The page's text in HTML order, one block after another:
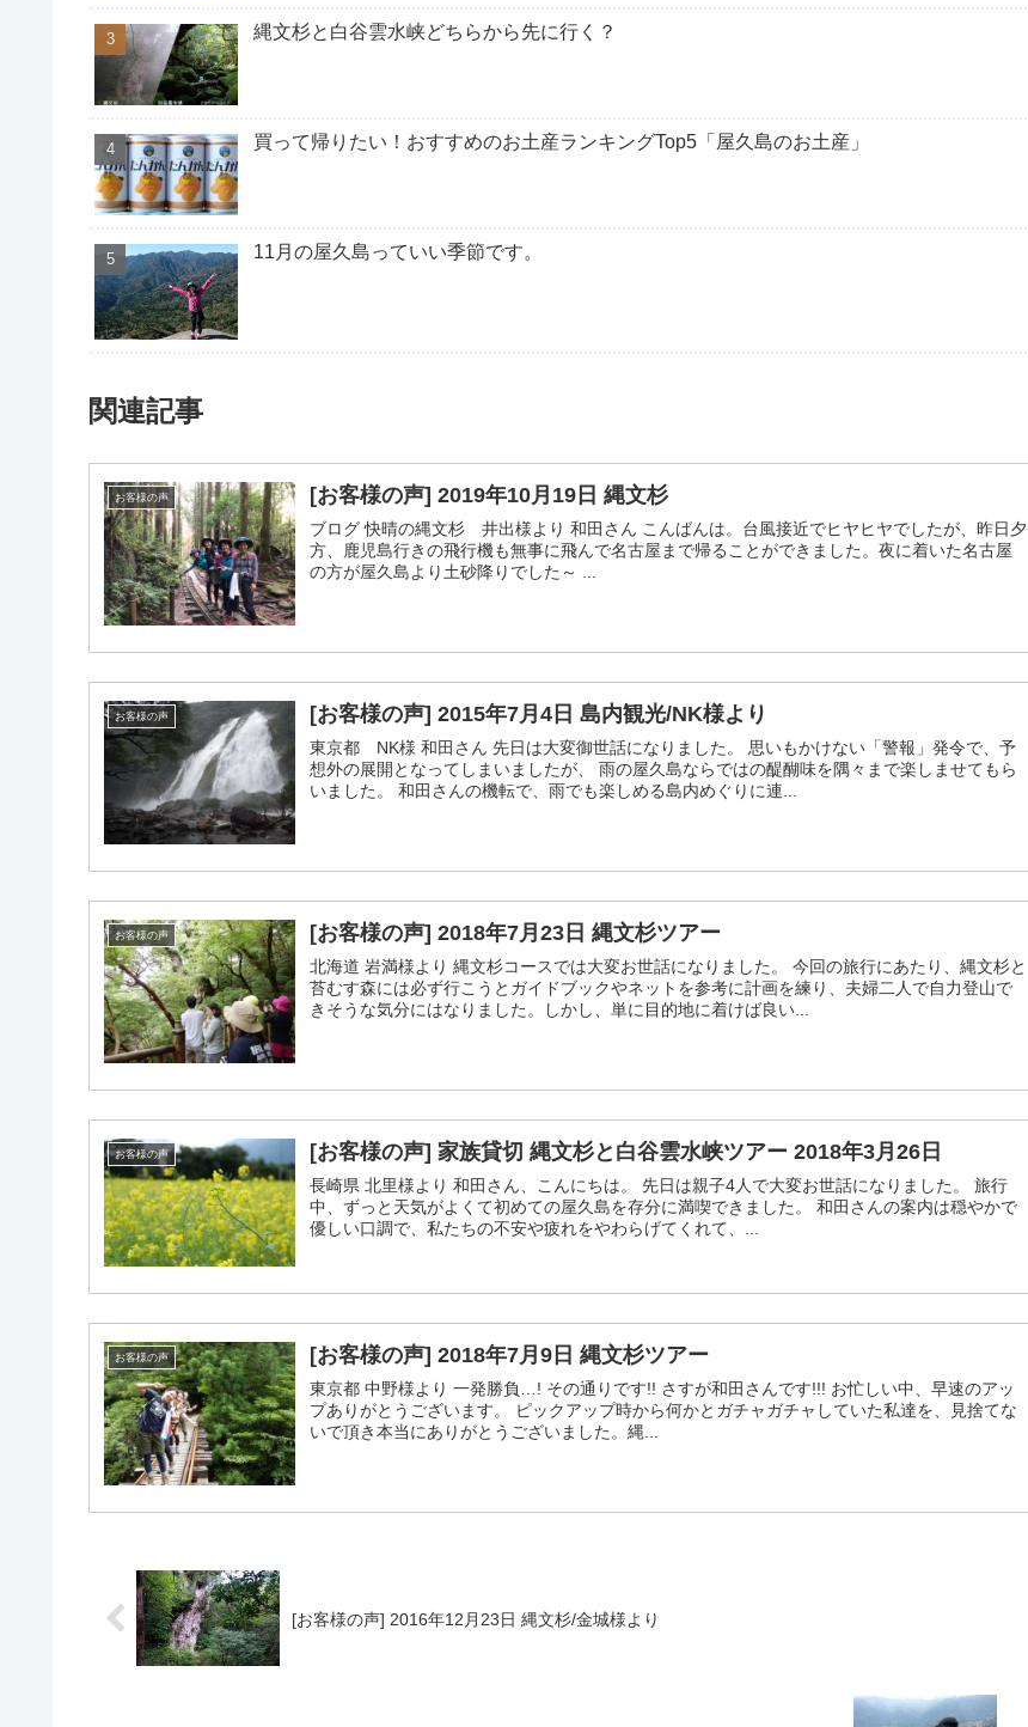
縄文杉と白谷雲水峡どちらから先に行く？
買って帰りたい！おすすめのお土産ランキングTop5「屋久島のお土産」
11月の屋久島っていい季節です。
関連記事
お客様の声 [お客様の声] 2019年10月19日 縄文杉
ブログ 快晴の縄文杉 井出様より 和田さん こんばんは。台風接近でヒヤヒヤでしたが、昨日夕
方、鹿児島行きの飛行機も無事に飛んで名古屋まで帰ることができました。夜に着いた名古屋
の方が屋久島より土砂降りでした～ ...
お客様の声 [お客様の声] 2015年7月4日 島内観光/NK様より
東京都 NK様 和田さん 先日は大変御世話になりました。 思いもかけない「警報」発令で、予
想外の展開となってしまいましたが、 雨の屋久島ならではの醍醐味を隅々まで楽しませてもら
いました。 和田さんの機転で、雨でも楽しめる島内めぐりに連...
お客様の声 [お客様の声] 2018年7月23日 縄文杉ツアー
北海道 岩満様より 縄文杉コースでは大変お世話になりました。 今回の旅行にあたり、縄文杉と
苔むす森には必ず行こうとガイドブックやネットを参考に計画を練り、夫婦二人で自力登山で
きそうな気分にはなりました。しかし、単に目的地に着けば良い...
お客様の声 [お客様の声] 家族貸切 縄文杉と白谷雲水峡ツアー 2018年3月26日
長崎県 北里様より 和田さん、こんにちは。 先日は親子4人で大変お世話になりました。 旅行
中、ずっと天気がよくて初めての屋久島を存分に満喫できました。 和田さんの案内は穏やかで
優しい口調で、私たちの不安や疲れをやわらげてくれて、...
お客様の声 [お客様の声] 2018年7月9日 縄文杉ツアー
東京都 中野様より 一発勝負…! その通りです!! さすが和田さんです!!! お忙しい中、早速のアッ
プありがとうございます。 ピックアップ時から何かとガチャガチャしていた私達を、見捨てな
いで頂き本当にありがとうございました。縄...
[お客様の声] 2016年12月23日 縄文杉/金城様より